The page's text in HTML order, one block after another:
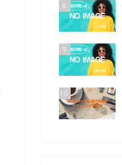
8
9
10